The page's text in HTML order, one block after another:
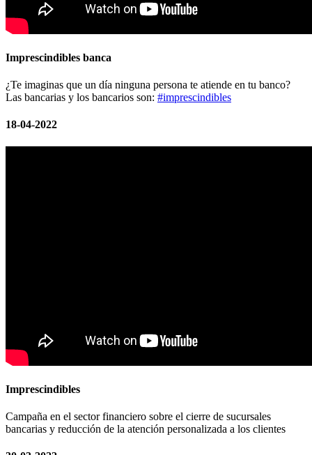
Imprescindibles banca
¿Te imaginas que un día ninguna persona te atiende en tu banco?
Las bancarias y los bancarios son: #imprescindibles
18-04-2022
Imprescindibles
Campaña en el sector financiero sobre el cierre de sucursales
bancarias y reducción de la atención personalizada a los clientes